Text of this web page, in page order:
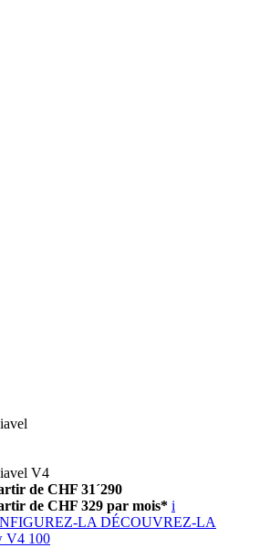
V4
de CHF 31´290
de CHF 329 par mois* i
LA DÉCOUVREZ-LA
V4 100